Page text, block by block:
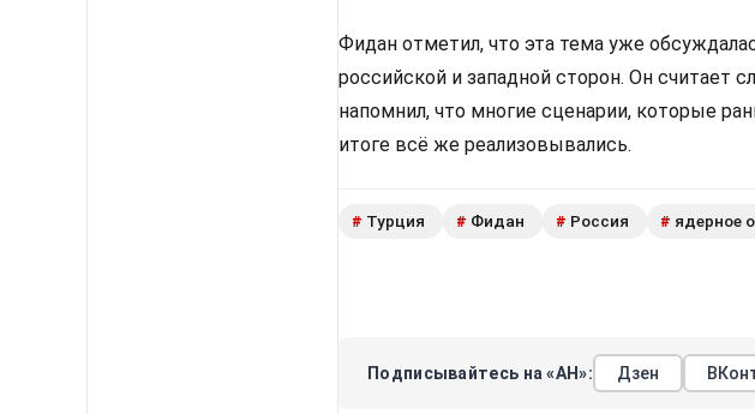
Фидан отметил, что эта тема уже
российской и западной сторон. Он
напомнил, что многие сценарии, которые
итоге всё же реализовывались.
# Турция # Фидан # Россия # ядерное
Подписывайтесь на «АН»: Дзен